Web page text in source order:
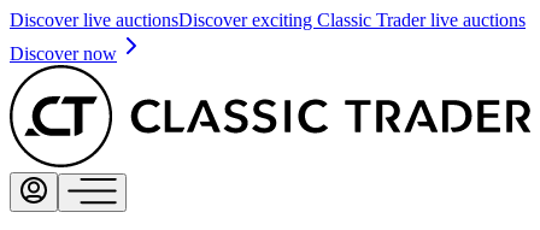
Discover live auctionsDiscover exciting Classic Trader live auctions
Discover now